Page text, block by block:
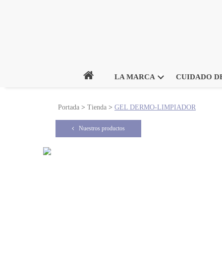
Inicio LA MARCA CUIDADO
Portada > Tienda > GEL DERMO-LIMPIADOR
Nuestros productos